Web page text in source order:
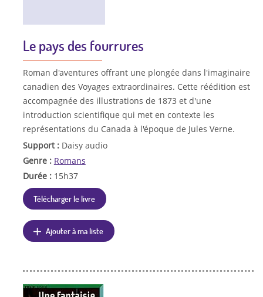
Le pays des fourrures
Roman d'aventures offrant une plongée dans l'imaginaire
canadien des Voyages extraordinaires. Cette réédition est
accompagnée des illustrations de 1873 et d'une
introduction scientifique qui met en contexte les
représentations du Canada à l'époque de Jules Verne.
Support : Daisy audio
Genre : Romans
Durée : 15h37
Télécharger le livre
Ajouter à ma liste